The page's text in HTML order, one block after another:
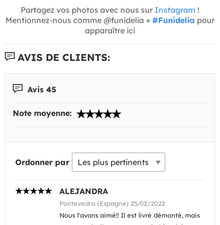
Partagez vos photos avec nous sur Instagram !
Mentionnez-nous comme @funidelia + #Funidelia pour
apparaître ici
AVIS DE CLIENTS:
Avis 45
Note moyenne:
Ordonner par
ALEJANDRA
Pontevedra (Espagne) 25/02/2022
Nous l'avons aimé!! Il est livré démonté, mais